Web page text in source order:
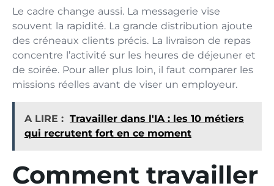
Le cadre change aussi. La messagerie vise
souvent la rapidité. La grande distribution ajoute
des créneaux clients précis. La livraison de repas
concentre l’activité sur les heures de déjeuner et
de soirée. Pour aller plus loin, il faut comparer les
missions réelles avant de viser un employeur.
A LIRE : Travailler dans l'IA : les 10 métiers
qui recrutent fort en ce moment
Comment travailler